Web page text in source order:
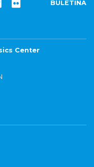
BULETINA
Center